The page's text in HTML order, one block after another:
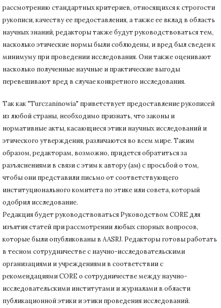
рассмотрению стандартных критериев, относящихся к строгости
рукописи, качеству ее предоставления, а также ее вклад в область
научных знаний, редакторы также будут руководствоваться тем,
насколько этические нормы были соблюдены, и вред был сведен к
минимуму при проведении исследования. Они также оценивают
насколько полученные научные и практические выгоды
перевешивают вред в случае конкретного исследования.
Так как "Turczaninowia" приветствует предоставление рукописей
из любой страны, необходимо признать, что законы и
нормативные акты, касающиеся этики научных исследований и
этического утверждения, различаются во всем мире. Таким
образом, редакторам, возможно, придется обратиться за
разъяснениями в связи с этим к автору (ам) с просьбой о том,
чтобы они представили письмо от соответствующего
институционального комитета по этике или совета, который
одобрил исследование.
Редакция будет руководствоваться Руководством CORE для
изъятия статей при рассмотрении любых спорных вопросов,
которые были опубликованы в AASRJ. Редакторы готовыработать
в тесном сотрудничестве с научно-исследовательскими
организациями и учреждениями в соответствии с
рекомендациями CORE о сотрудничестве между научно-
исследовательскими институтами и журналами в области
публикационной этики и этики проведения исследований.